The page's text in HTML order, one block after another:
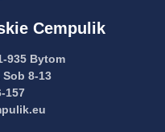
Cempulik
935 Bytom
Sob 8-13
157